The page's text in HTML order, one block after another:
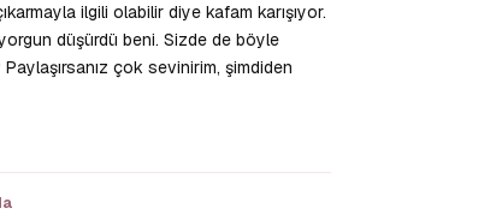
ilgili olabilir diye kafam karışıyor.
düşürdü beni. Sizde de böyle
çok sevinirim, şimdiden